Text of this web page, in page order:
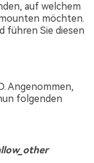
auf welchem
möchten.
führen Sie diesen
Angenommen,
folgenden